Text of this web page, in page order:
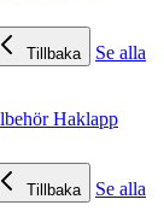
Tillbaka
Se alla
Haklapp
Tillbaka
Se alla